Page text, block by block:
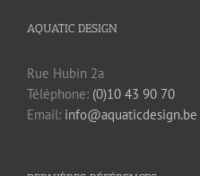
AQUATIC DESIGN
Rue Hubin 2a
Téléphone: (0)10 43 90 70
Email: info@aquaticdesign.be